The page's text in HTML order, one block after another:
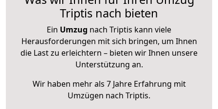
Triptis nach bieten
Ein Umzug nach Triptis kann viele
Herausforderungen mit sich bringen, um Ihnen
die Last zu erleichtern – bieten wir Ihnen unsere
Unterstützung an.
Wir haben mehr als 7 Jahre Erfahrung mit
Umzügen nach Triptis.